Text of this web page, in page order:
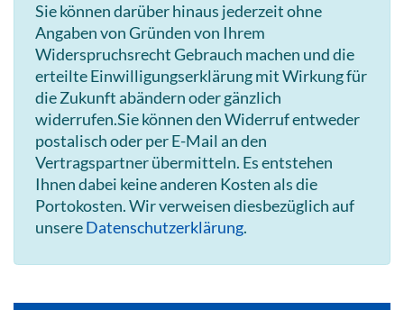
Sie können darüber hinaus jederzeit ohne
Angaben von Gründen von Ihrem
Widerspruchsrecht Gebrauch machen und die
erteilte Einwilligungserklärung mit Wirkung für
die Zukunft abändern oder gänzlich
widerrufen.Sie können den Widerruf entweder
postalisch oder per E-Mail an den
Vertragspartner übermitteln. Es entstehen
Ihnen dabei keine anderen Kosten als die
Portokosten. Wir verweisen diesbezüglich auf
unsereDatenschutzerklärung.